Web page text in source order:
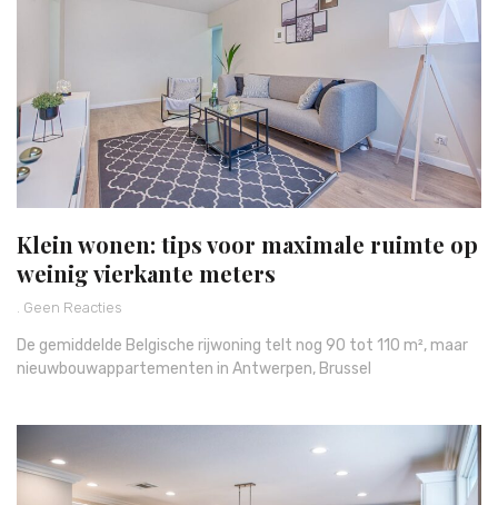
Klein wonen: tips voor maximale ruimte op
weinig vierkante meters
Geen Reacties
De gemiddelde Belgische rijwoning telt nog 90 tot 110 m², maar
nieuwbouwappartementen in Antwerpen, Brussel